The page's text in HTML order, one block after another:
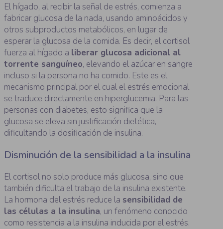
El hígado, al recibir la señal de estrés, comienza a
fabricar glucosa de la nada, usando aminoácidos y
otros subproductos metabólicos, en lugar de
esperar la glucosa de la comida. Es decir, el cortisol
fuerza al hígado a liberar glucosa adicional al
torrente sanguíneo, elevando el azúcar en sangre
incluso si la persona no ha comido. Este es el
mecanismo principal por el cual el estrés emocional
se traduce directamente en hiperglucemia. Para las
personas con diabetes, esto significa que la
glucosa se eleva sin justificación dietética,
dificultando la dosificación de insulina.
Disminución de la sensibilidad a la insulina
El cortisol no solo produce más glucosa, sino que
también dificulta el trabajo de la insulina existente.
La hormona del estrés reduce la sensibilidad de
las células a la insulina, un fenómeno conocido
como resistencia a la insulina inducida por el estrés.